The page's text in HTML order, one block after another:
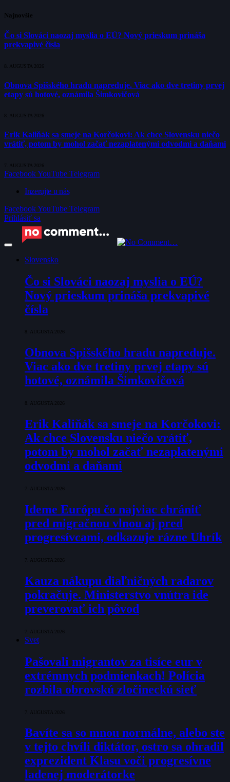
Najnovšie
Čo si Slováci naozaj myslia o EÚ? Nový prieskum prináša
prekvapivé čísla
8. AUGUSTA 2026
Obnova Spišského hradu napreduje. Viac ako dve tretiny prvej
etapy sú hotové, oznámila Šimkovičová
8. AUGUSTA 2026
Erik Kaliňák sa smeje na Korčokovi: Ak chce Slovensku niečo
vrátiť, potom by mohol začať nezaplatenými odvodmi a daňami
7. AUGUSTA 2026
FacebookYouTube Telegram
Inzerujte u nás
FacebookYouTube Telegram
Prihlásiť sa
Slovensko
Čo si Slováci naozaj myslia o EÚ?
Nový prieskum prináša prekvapivé
čísla
8. AUGUSTA 2026
Obnova Spišského hradu napreduje.
Viac ako dve tretiny prvej etapy sú
hotové, oznámila Šimkovičová
8. AUGUSTA 2026
Erik Kaliňák sa smeje na Korčokovi:
Ak chce Slovensku niečo vrátiť,
potom by mohol začať nezaplatenými
odvodmi a daňami
7. AUGUSTA 2026
Ideme Európu čo najviac chrániť
pred migračnou vlnou aj pred
progresívcami, odkazuje rázne Uhrík
7. AUGUSTA 2026
Kauza nákupu diaľničných radarov
pokračuje. Ministerstvo vnútra ide
preverovať ich pôvod
7. AUGUSTA 2026
Svet
Pašovali migrantov za tisíce eur v
extrémnych podmienkach! Polícia
rozbila obrovskú zločineckú sieť
7. AUGUSTA 2026
Bavíte sa so mnou normálne, alebo ste
v tejto chvíli diktátor, ostro sa ohradil
exprezident Klasu voči progresívne
ladenej moderátorke